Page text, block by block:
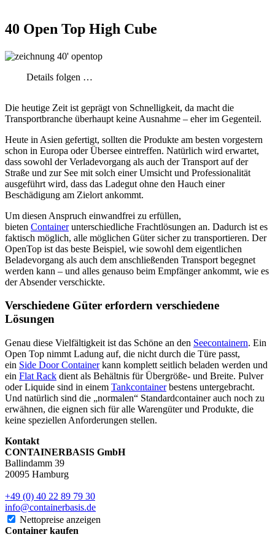
40 Open Top High Cube
Details folgen …
Die heutige Zeit ist geprägt von Schnelligkeit, da macht die
Transportbranche überhaupt keine Ausnahme – eher im Gegenteil.
Heute in Asien gefertigt, sollten die Produkte am besten vorgestern
schon in Europa oder Übersee eintreffen. Natürlich wird erwartet,
dass sowohl der Verladevorgang als auch der Transport auf der
Straße und zur See mit solch einer Umsicht und Professionalität
ausgeführt wird, dass das Ladegut ohne den Hauch einer
Beschädigung am Zielort ankommt.
Um diesen Anspruch einwandfrei zu erfüllen,
bieten Containerunterschiedliche Frachtlösungen an. Dadurch ist es
faktisch möglich, alle möglichen Güter sicher zu transportieren. Der
OpenTop ist das beste Beispiel, wie sowohl dem eigentlichen
Beladevorgang als auch dem anschließenden Transport begegnet
werden kann – und alles genauso beim Empfänger ankommt, wie es
der Absender verschickte.
Verschiedene Güter erfordern verschiedene
Lösungen
Genau diese Vielfältigkeit ist das Schöne an den Seecontainern. Ein
Open Top nimmt Ladung auf, die nicht durch die Türe passt,
ein Side Door Containerkann komplett seitlich beladen werden und
ein Flat Rack dient als Behältnis für Übergröße- und Breite. Pulver
oder Liquide sind in einem Tankcontainerbestens untergebracht.
Und natürlich sind die „normalen“ Standardcontainer auch noch zu
erwähnen, die eignen sich für alle Warengüter und Produkte, die
keine speziellen Anforderungen stellen.
Kontakt
CONTAINERBASIS GmbH
Ballindamm 39
20095 Hamburg
+49 (0) 40 22 89 79 30
info@containerbasis.de
Nettopreise anzeigen
Container kaufen